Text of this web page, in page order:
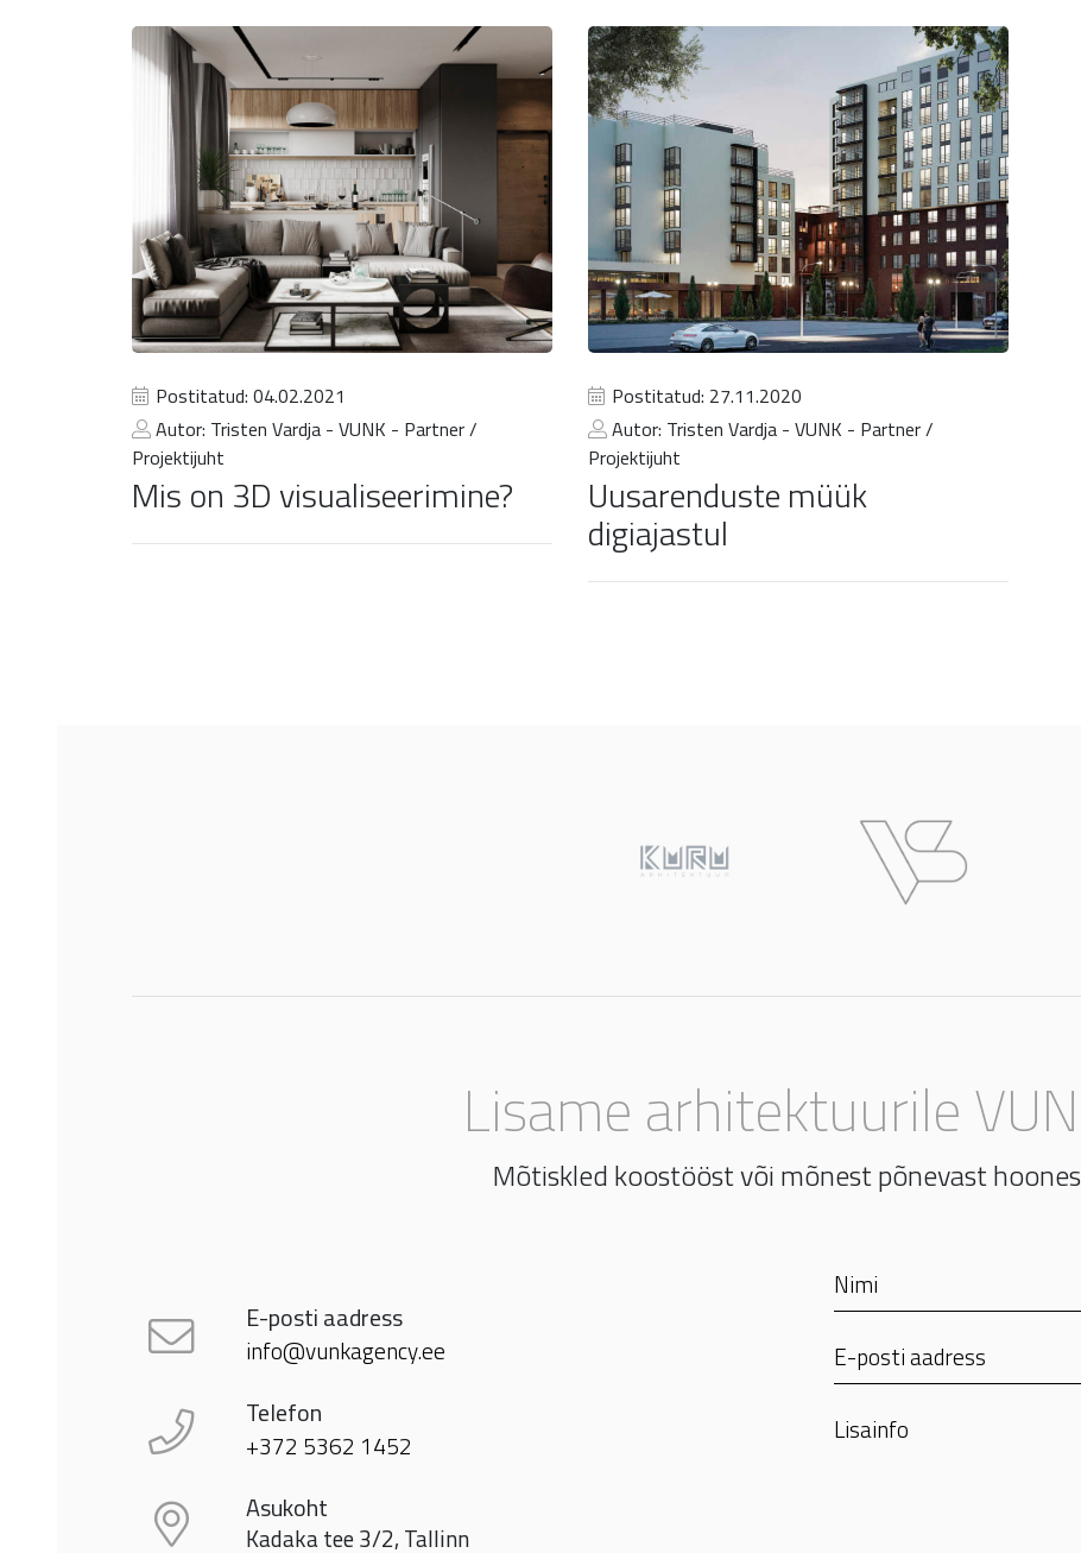
Postitatud: 04.02.2021
Autor: Tristen Vardja - VUNK - Partner /
Projektijuht
Mis on 3D visualiseerimine?
Postitatud: 27.11.2020
Autor: Tristen Vardja - VUNK - Partner /
Projektijuht
Uusarenduste müük
digiajastul
Lisame arhitektuurile
Mõtiskled koostööst või mõnest põnevast
E-posti aadress
info@vunkagency.ee
Telefon
+372 5362 1452
Asukoht
Kadaka tee 3/2, Tallinn